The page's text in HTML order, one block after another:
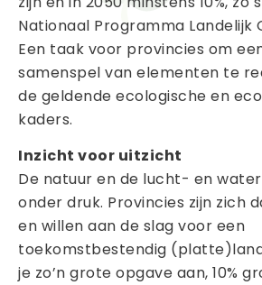
Nationaal Programma Landelijk
Een taak voor provincies om
samenspel van elementen te
de geldende ecologische en
kaders.
Inzicht voor uitzicht
De natuur en de lucht- en
onder druk. Provincies zijn zich
en willen aan de slag voor een
toekomstbestendig
je zo’n grote opgave aan, 10%